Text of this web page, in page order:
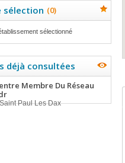
sélection (0)
sélectionné
déjà consultées
Membre Du Réseau
Paul Les Dax